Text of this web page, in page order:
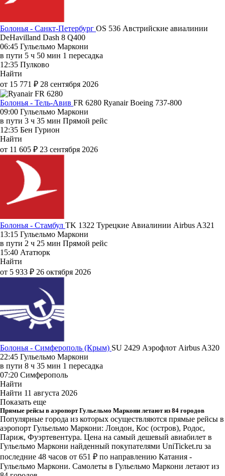
Болонья - Санкт-Петербург OS 536 Австрийские авиалинии
DeHavilland Dash 8 Q400
06:45 Гульельмо Маркони
в пути 5 ч 50 мин 1 пересадка
12:35 Пулково
Найти
от 15 771 ₽ 28 сентября 2026
Болонья - Тель-Авив FR 6280 RyanairBoeing 737-800
09:00 Гульельмо Маркони
в пути 3 ч 35 мин Прямой рейс
12:35 Бен Гурион
Найти
от 11 605 ₽ 23 сентября 2026
Болонья - Стамбул TK 1322 Турецкие Авиалинии Airbus A321
13:15 Гульельмо Маркони
в пути 2 ч 25 мин Прямой рейс
15:40 Ататюрк
Найти
от 5 933 ₽ 26 октября 2026
Болонья - Симферополь (Крым) SU 2429 Аэрофлот Airbus A320
22:45 Гульельмо Маркони
в пути 8 ч 35 мин 1 пересадка
07:20 Симферополь
Найти
Найти 11 августа 2026
Показать еще
Прямые рейсы в аэропорт Гульельмо Маркони летают из 84 городов
Популярные города из которых осуществляются прямые рейсы в
аэропорт Гульельмо Маркони: Лондон, Кос (остров), Родос,
Париж, Фуэртевентура. Цена на самый дешевый авиабилет в
Гульельмо Маркони найденный покупателями UniTicket.ru за
последние 48 часов от 651 ₽ по направлению Катания -
Гульельмо Маркони. Самолеты в Гульельмо Маркони летают из